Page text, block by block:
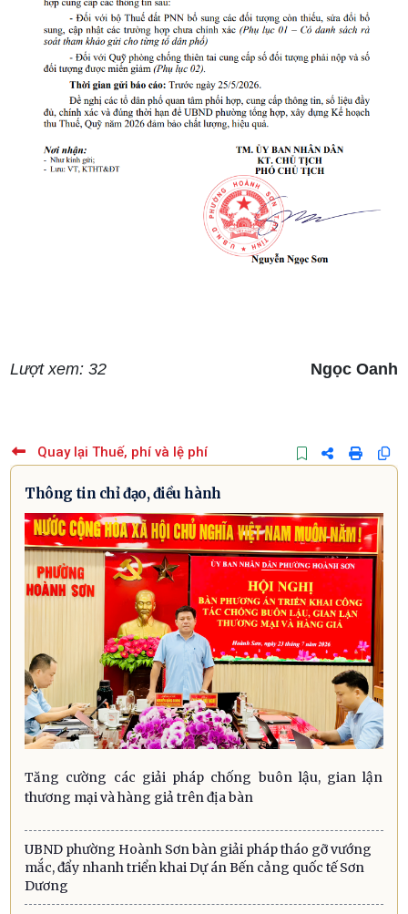
Lượt xem: 32 Ngọc Oanh
Quay lại Thuế, phí và lệ phí
Thông tin chỉ đạo, điều hành
Tăng cường các giải pháp chống buôn lậu, gian lận
thương mại và hàng giả trên địa bàn
UBND phường Hoành Sơn bàn giải pháp tháo gỡ vướng
mắc, đẩy nhanh triển khai Dự án Bến cảng quốc tế Sơn
Dương